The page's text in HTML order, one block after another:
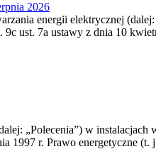
2026
energii elektrycznej
9c ust. 7a ustawy z dnia 10
„Polecenia”) w instalacjach
1997 r. Prawo energetyczne